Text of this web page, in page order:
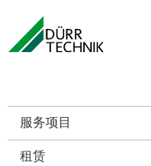
服务项目
租赁